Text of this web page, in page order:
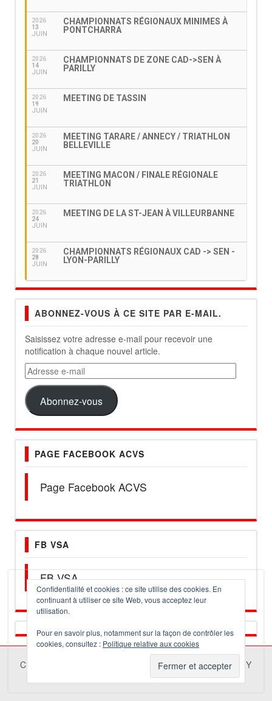
Confidentialité et cookies : ce site utilise des cookies. En
continuant à utiliser ce site Web, vous acceptez leur
utilisation.
Pour en savoir plus, notamment sur la façon de contrôler les
cookies, consultez : Politique relative aux cookies
2026
13
JUIN
CHAMPIONNATS RÉGIONAUX MINIMES À
PONTCHARRA
2026
14
JUIN
CHAMPIONNATS DE ZONE CAD->SEN À
PARILLY
2026
19
JUIN
MEETING DE TASSIN
2026
20
JUIN
MEETING TARARE / ANNECY / TRIATHLON
BELLEVILLE
2026
21
JUIN
MEETING MACON / FINALE RÉGIONALE
TRIATHLON
2026
24
JUIN
MEETING DE LA ST-JEAN À VILLEURBANNE
2026
28
JUIN
CHAMPIONNATS RÉGIONAUX CAD -> SEN -
LYON-PARILLY
ABONNEZ-VOUS À CE SITE PAR E-MAIL.
Saisissez votre adresse e-mail pour recevoir une
notification à chaque nouvel article.
Adresse
e-
mail
Abonnez-vous
PAGE FACEBOOK ACVS
Page Facebook ACVS
FB VSA
FB VSA
COPYRIGHT © 2026 | RED MAGDESIGNED BY
THEMES4WP